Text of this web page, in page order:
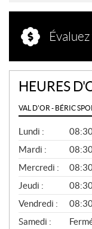
HEURES
VAL D'OR - BÉRIC
G
É
N
É
R
A
L
Lundi :
Mardi :
Mercredi :
Jeudi :
Vendredi :
Samedi :